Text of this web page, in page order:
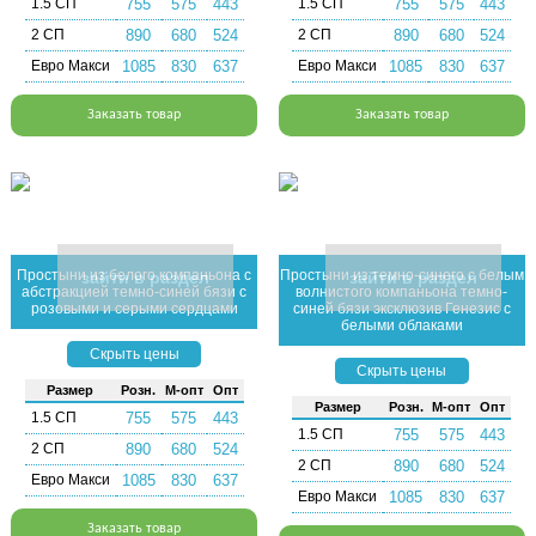
1.5 СП 755 575 443
2 СП 890 680 524
Евро Макси 1085 830 637
Заказать товар
1.5 СП 755 575 443
2 СП 890 680 524
Евро Макси 1085 830 637
Заказать товар
Простыни из белого компаньона с
абстракцией темно-синей бязи с
розовыми и серыми сердцами
зайти в раздел
Скрыть цены
Раз­мер Розн. М-опт Опт
1.5 СП 755 575 443
2 СП 890 680 524
Евро Макси 1085 830 637
Заказать товар
Простыни из темно-синего с белым
волнистого компаньона темно-
синей бязи эксклюзив Генезис с
белыми облаками
зайти в раздел
Скрыть цены
Раз­мер Розн. М-опт Опт
1.5 СП 755 575 443
2 СП 890 680 524
Евро Макси 1085 830 637